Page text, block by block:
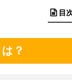
目
？